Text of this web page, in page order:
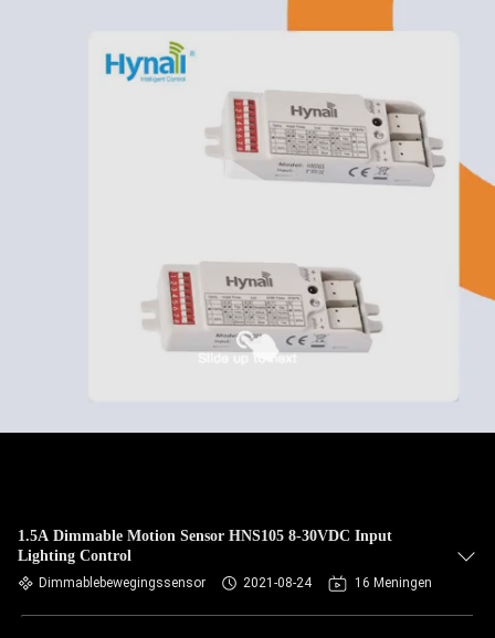
1.5A Dimmable Motion Sensor HNS105 8-30VDC Input
Lighting Control
Dimmablebewegingssensor 2021-08-24 16 Meningen